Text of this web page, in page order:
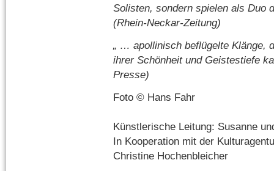
Solisten, sondern spielen als Duo
(Rhein-Neckar-Zeitung)
„ … apollinisch beflügelte Klänge,
ihrer Schönheit und Geistestiefe
Presse)
Foto © Hans Fahr
Künstlerische Leitung: Susanne
In Kooperation mit der
Christine Hochenbleicher